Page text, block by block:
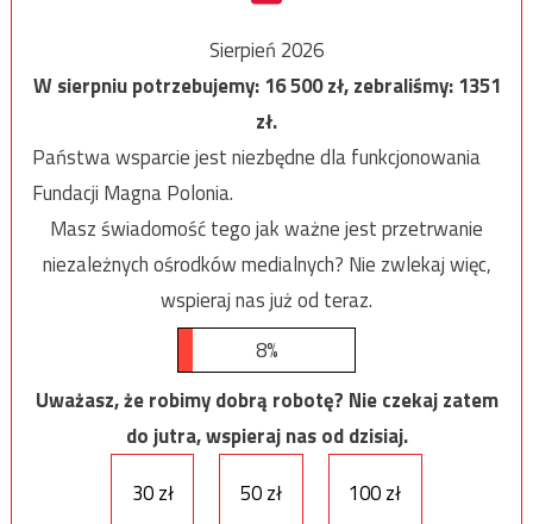
Sierpień 2026
W sierpniu potrzebujemy:16 500zł, zebraliśmy:1351
zł.
Państwa wsparcie jest niezbędne dla funkcjonowania
Fundacji Magna Polonia.
Masz świadomość tego jak ważne jest przetrwanie
niezależnych ośrodków medialnych? Nie zwlekaj więc,
wspieraj nas już od teraz.
8%
Uważasz, że robimy dobrą robotę? Nie czekaj zatem
do jutra, wspieraj nas od dzisiaj.
30 zł
50 zł 100 zł